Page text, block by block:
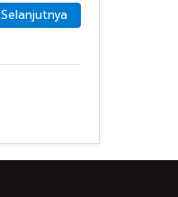
Selanjutnya